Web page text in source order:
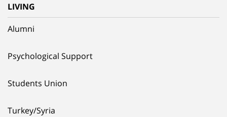
LIVING
Alumni
Psychological Support
Students Union
Turkey/Syria